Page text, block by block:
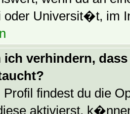
Universit�t, im
ich verhindern,
Profil findest du die
aktivierst,